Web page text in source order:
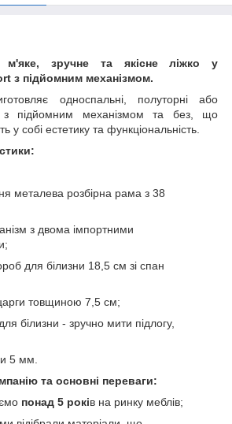
м'яке, зручне та якiсне ліжко у
з підйомним механізмом.
односпальні, полуторні або
з підйомним механізмом та без, що
у собі естетику та функціональність.
металева розбірна рама з 38
з двома імпортними
для білизни 18,5 см зі спан
товщиною 7,5 см;
білизни - зручно мити підлогу,
5 мм.
та основні переваги:
понад 5 років на ринку меблів;